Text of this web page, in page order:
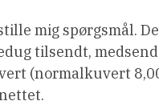
mig spørgsmål.
tilsendt, medsend
(normalkuvert